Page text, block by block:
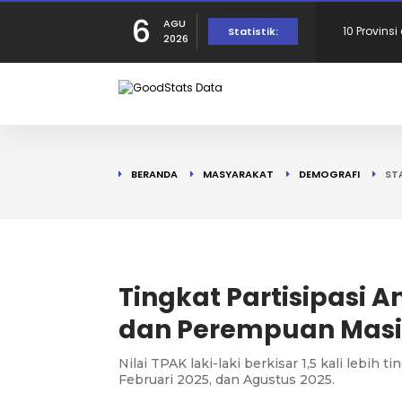
6
AGU
2026
Statistik: Provinsi
di Puncak!
10
BERANDA MASYARAKAT DEMOGRAFI
Tingkat Partisipasi
dan Perempuan
Nilai TPAK laki-laki berkisar 1,5 kali lebih
Februari 2025, dan Agustus 2025.